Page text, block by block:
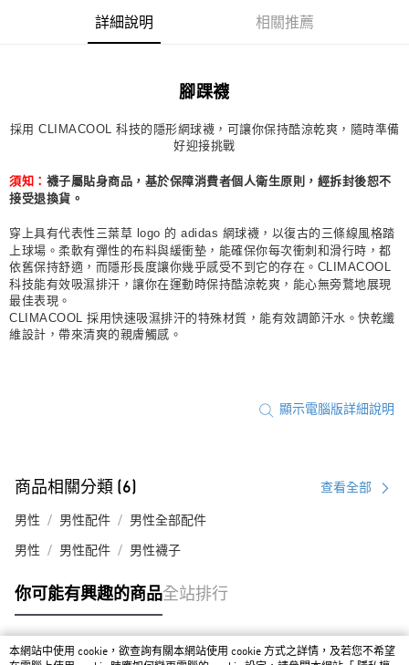
每筆NT$80，滿NT$1,500(含以上)免運費
宅配
每筆NT$80，滿NT$1,500(含以上)免運費
付款後門市自取
詳細說明 相關推薦
腳踝襪
採用 CLIMACOOL 科技的隱形網球襪，可讓你保持酷涼乾爽，隨時準備
好迎接挑戰
須知： 襪子屬貼身商品，基於保障消費者個人衛生原則，經拆封後恕不
接受退換貨。
穿上具有代表性三葉草 logo 的 adidas 網球襪，以復古的三條線風格踏
上球場。柔軟有彈性的布料與緩衝墊，能確保你每次衝刺和滑行時，都
依舊保持舒適，而隱形長度讓你幾乎感受不到它的存在。CLIMACOOL
科技能有效吸濕排汗，讓你在運動時保持酷涼乾爽，能心無旁鶩地展現
最佳表現。
CLIMACOOL 採用快速吸濕排汗的特殊材質，能有效調節汗水。快乾纖
維設計，帶來清爽的親膚觸感。
顯示電腦版詳細說明
商品相關分類 (6) 查看全部
男性 男性配件 男性全部配件
男性 男性配件 男性襪子
你可能有興趣的商品全站排行
本網站中使用 cookie，欲查詢有關本網站使用 cookie 方式之詳情，及若您不希望